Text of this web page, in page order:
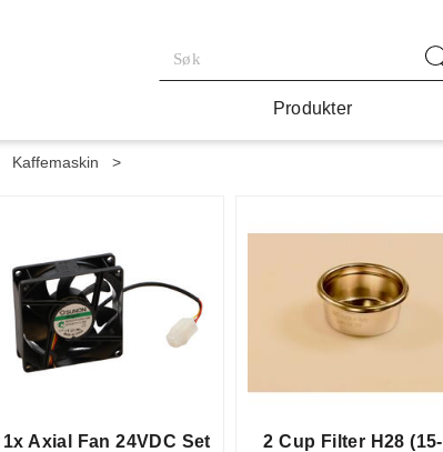
Produkter
Kaffemaskin >
1x Axial Fan 24VDC Set
2 Cup Filter H28 (15-